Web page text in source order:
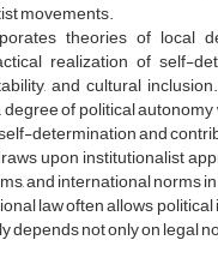
movements.
theories of local
realization of self-
and cultural
of political
determination and
upon institutionalist
and international norms
law often allows
not only on legal